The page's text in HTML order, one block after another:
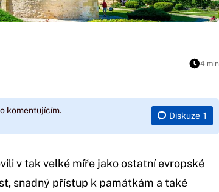
4 min
komentujícím.
Diskuze 1
v tak velké míře jako ostatní evropské
snadný přístup k památkám a také